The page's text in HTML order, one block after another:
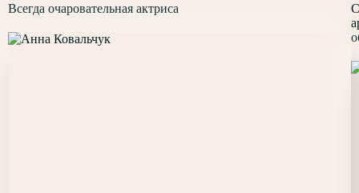
Всегда очаровательная актриса